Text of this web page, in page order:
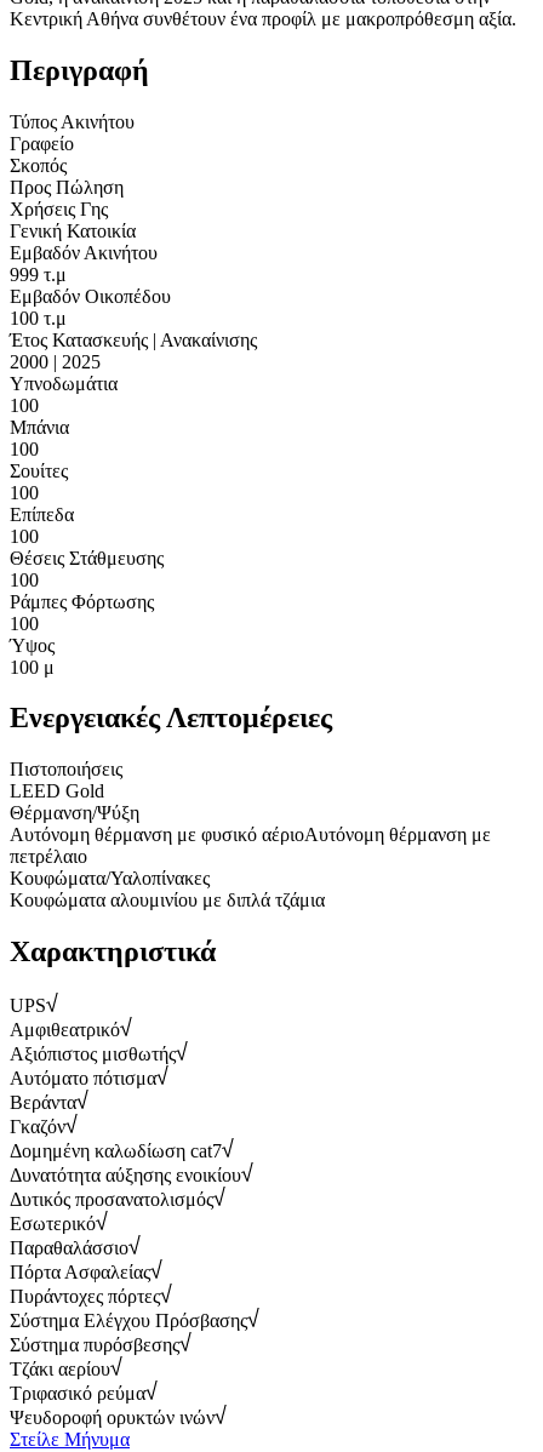
Κεντρική Αθήνα συνθέτουν ένα προφίλ με μακροπρόθεσμη αξία.
Περιγραφή
Τύπος Ακινήτου
Γραφείο
Σκοπός
Προς Πώληση
Χρήσεις Γης
Γενική Κατοικία
Εμβαδόν Ακινήτου
999 τ.μ
Εμβαδόν Οικοπέδου
100 τ.μ
Έτος Κατασκευής | Ανακαίνισης
2000 | 2025
Υπνοδωμάτια
100
Μπάνια
100
Σουίτες
100
Επίπεδα
100
Θέσεις Στάθμευσης
100
Ράμπες Φόρτωσης
100
Ύψος
100 μ
Ενεργειακές Λεπτομέρειες
Πιστοποιήσεις
LEED Gold
Θέρμανση/Ψύξη
Αυτόνομη θέρμανση με φυσικό αέριοΑυτόνομη θέρμανση με
πετρέλαιο
Κουφώματα/Υαλοπίνακες
Κουφώματα αλουμινίου με διπλά τζάμια
Χαρακτηριστικά
UPS
Αμφιθεατρικό
Αξιόπιστος μισθωτής
Αυτόματο πότισμα
Βεράντα
Γκαζόν
Δομημένη καλωδίωση cat7
Δυνατότητα αύξησης ενοικίου
Δυτικός προσανατολισμός
Εσωτερικό
Παραθαλάσσιο
Πόρτα Ασφαλείας
Πυράντοχες πόρτες
Σύστημα Ελέγχου Πρόσβασης
Σύστημα πυρόσβεσης
Τζάκι αερίου
Τριφασικό ρεύμα
Ψευδοροφή ορυκτών ινών
Στείλε Μήνυμα